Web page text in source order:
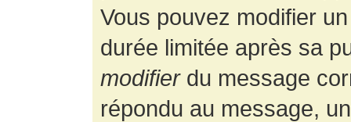
Vous pouvez modifier
durée limitée après sa
modifierdu message
répondu au message,